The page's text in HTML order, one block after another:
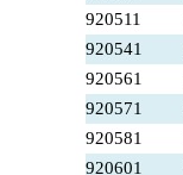
920511
920541
920561
920571
920581
920601